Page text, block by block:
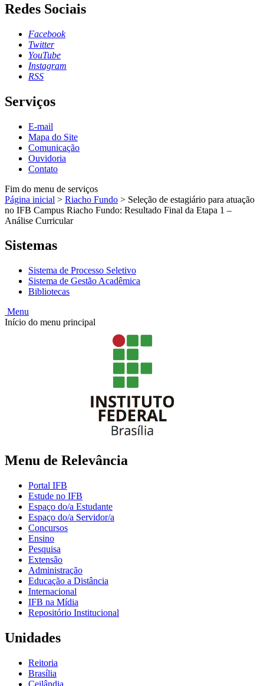
Redes Sociais
Facebook
Twitter
YouTube
Instagram
RSS
Serviços
E-mail
Mapa do Site
Comunicação
Ouvidoria
Contato
Fim do menu de serviços
Página inicial > Riacho Fundo > Seleção de estagiário para atuação
no IFB Campus Riacho Fundo: Resultado Final da Etapa 1 –
Análise Curricular
Sistemas
Sistema de Processo Seletivo
Sistema de Gestão Acadêmica
Bibliotecas
Menu
Início do menu principal
Menu de Relevância
Portal IFB
Estude no IFB
Espaço do/a Estudante
Espaço do/a Servidor/a
Concursos
Ensino
Pesquisa
Extensão
Administração
Educação a Distância
Internacional
IFB na Mídia
Repositório Institucional
Unidades
Reitoria
Brasília
Ceilândia